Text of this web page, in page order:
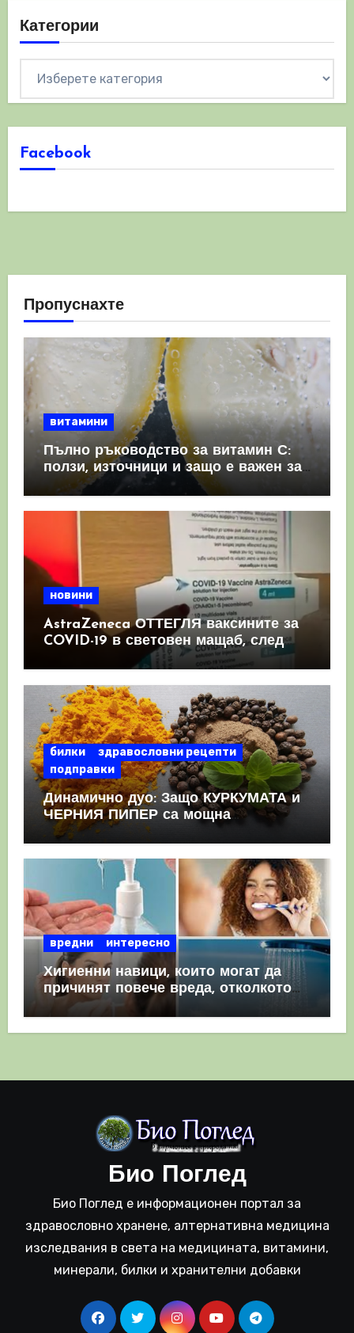
Категории
Facebook
Пропуснахте
витамини
Пълно ръководство за витамин С:
ползи, източници и защо е важен за
имунната система
новини
AstraZeneca ОТТЕГЛЯ ваксините за
COVID-19 в световен мащаб, след
като призна, че те причиняват
билки
здравословни рецепти
подправки
Динамично дуо: Защо КУРКУМАТА и
ЧЕРНИЯ ПИПЕР са мощна
комбинация
вредни интересно
Хигиенни навици, които могат да
причинят повече вреда, отколкото
полза
Био Поглед
Био Поглед е информационен портал за
здравословно хранене, алтернативна медицина
изследвания в света на медицината, витамини,
минерали, билки и хранителни добавки